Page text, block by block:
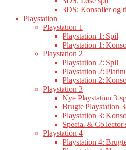
3DS: Konsoller og
Playstation
Playstation 1
Playstation 1: Spil
Playstation 1:
Playstation 2
Playstation 2: Spil
Playstation 2:
Playstation 2:
Playstation 3
Nye Playstation 3-
Brugte Playstation
Playstation 3:
Special &
Playstation 4
Playstation 4: